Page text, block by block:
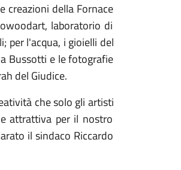
creazioni della Fornace
laboratorio di
perl'acqua, i gioielli del
Bussotti e lefotografie
del Giudice.
chesolo gli artisti
attrattiva per il nostro
il sindaco Riccardo